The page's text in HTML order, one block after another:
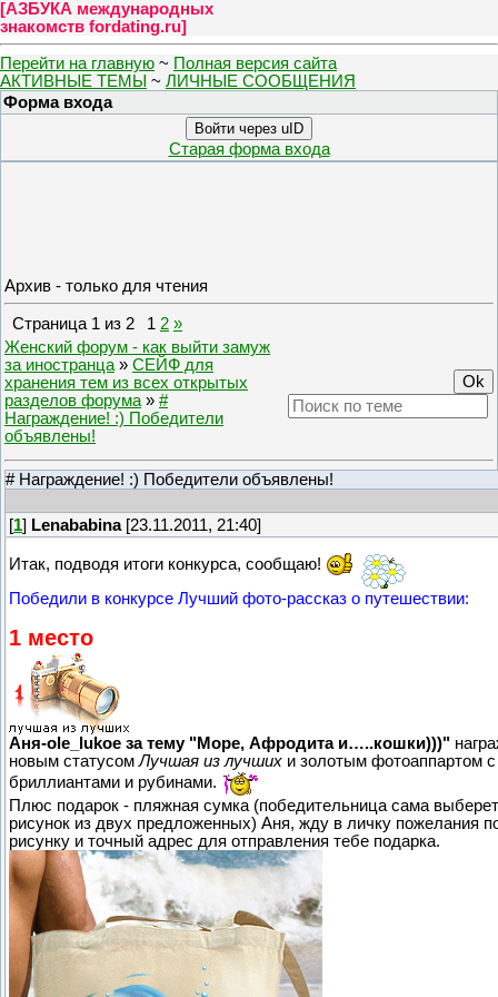
[АЗБУКА международных
знакомств fordating.ru]
Перейти на главную ~ Полная версия сайта
АКТИВНЫЕ ТЕМЫ ~ ЛИЧНЫЕ СООБЩЕНИЯ
Форма входа
Войти через uID
Старая форма входа
Архив - только для чтения
Страница 1 из 2 1 2 »
Женский форум - как выйти замуж
за иностранца » СЕЙФ для
хранения тем из всех открытых
разделов форума » #
Награждение! :) Победители
объявлены!
# Награждение! :) Победители объявлены!
[1] Lenababina[23.11.2011, 21:40]
Итак, подводя итоги конкурса, сообщаю!
Победили в конкурсе Лучший фото-рассказ о путешествии:
1 место
Аня-ole_lukoe за тему "Море, Афродита и…..кошки)))"
новым статусомЛучшая из лучших и золотым фотоаппартом с
бриллиантами и рубинами.
Плюс подарок - пляжная сумка (победительница сама
рисунок из двух предложенных) Аня, жду в личку пожелания
рисунку и точный адрес для отправления тебе подарка.